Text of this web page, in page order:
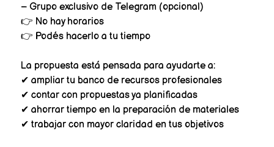
– Grupo exclusivo de Telegram (opcional)
👉 No hay horarios
👉 Podés hacerlo a tu tiempo
La propuesta está pensada para ayudarte a:
✔ ampliar tu banco de recursos profesionales
✔ contar con propuestas ya planificadas
✔ ahorrar tiempo en la preparación de materiales
✔ trabajar con mayor claridad en tus objetivos